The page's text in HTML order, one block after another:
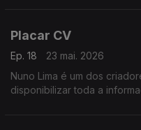
Placar CV
Ep. 18
23 mai. 2026
Nuno Lima é um dos
disponibilizar toda a